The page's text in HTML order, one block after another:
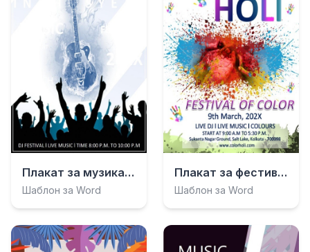
Плакат за музикален фестивал
Шаблон за Word
Плакат за фестивала Холи
Шаблон за Word